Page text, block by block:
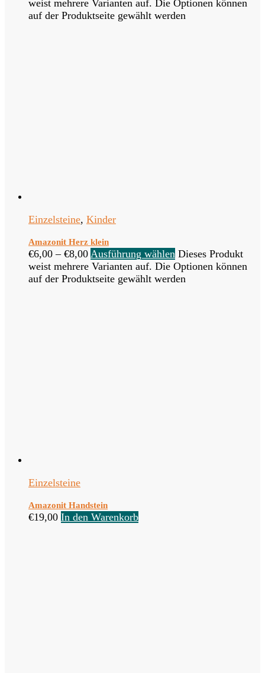
weist mehrere Varianten auf. Die Optionen können
auf der Produktseite gewählt werden
Einzelsteine, Kinder
Amazonit Herz klein
€6,00 – €8,00 Ausführung wählen Dieses Produkt
weist mehrere Varianten auf. Die Optionen können
auf der Produktseite gewählt werden
Einzelsteine
Amazonit Handstein
€19,00 In den Warenkorb